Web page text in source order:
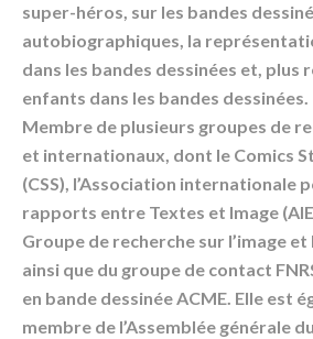
super-héros, sur les bandes
autobiographiques, la
dans les bandes dessinées et, plus
enfants dans les bandes dessinées.
Membre de plusieurs groupes de
et internationaux, dont le Comics
(CSS), l’Association internationale
rapports entre Textes et Image
Groupe de recherche sur l’image et
ainsi que du groupe de contact
en bande dessinée ACME. Elle est
membre de l’Assemblée générale